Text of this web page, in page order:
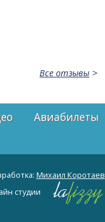
Все отзывы
Авиабилеты
Михаил Коротаев
студии